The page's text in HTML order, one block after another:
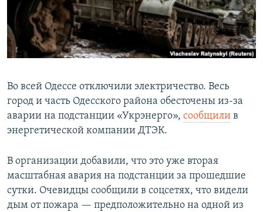
Во всей Одессе отключили электричество. Весь
город и часть Одесского района обесточены из-за
аварии на подстанции «Укрэнерго», сообщили в
энергетической компании ДТЭК.
В организации добавили, что это уже вторая
масштабная авария на подстанции за прошедшие
сутки. Очевидцы сообщили в соцсетях, что видели
дым от пожара — предположительно на одной из